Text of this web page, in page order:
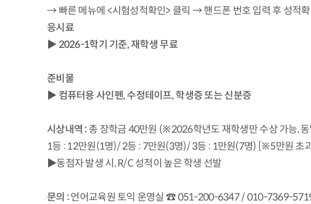
→ 빠른 메뉴에 <시험성적확인> 클릭 → 핸드폰 번호 입력 후 성적
응시료
▶2026-1학기 기준,재학생 무료
준비물
▶ 컴퓨터용 사인펜,수정테이프,학생증 또는 신분증
시상내역 :총 장학금 40만원 (※2026학년도 재학생만 수상 가능,
1등 : 12만원(1명)/ 2등 : 7만원(3명)/ 3등 : 1만원(7명) [※5만원 초
▶동점자 발생 시, R/C 성적이 높은 학생 선발
문의 :언어교육원 토익 운영실 ☎ 051-200-6347 / 010-7369-